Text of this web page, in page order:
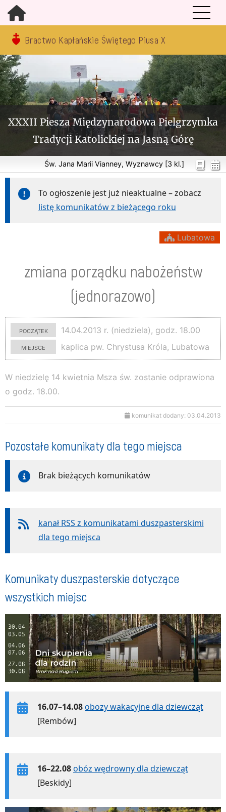
Bractwo Kapłańskie Świętego Piusa X
XXXII Piesza Międzynarodowa Pielgrzymka
Tradycji Katolickiej na Jasną Górę
Św. Jana Marii Vianney, Wyznawcy [3 kl.]
To ogłoszenie jest już nieaktualne – zobacz
listę komunikatów z bieżącego roku
Lubatowa
zmiana porządku nabożeństw
(jednorazowo)
początek
14.04.2013 r. (niedziela), godz. 18.00
miejsce
kaplica pw. Chrystusa Króla, Lubatowa
W niedzielę 14 kwietnia Msza św. zostanie odprawiona
o godz. 18.00.
komunikat dodany: 03.04.2013
Pozostałe komunikaty dla tego miejsca
Brak bieżących komunikatów
kanał RSS z komunikatami duszpasterskimi
dla tego miejsca
Komunikaty duszpasterskie dotyczące
wszystkich miejsc
16.07–14.08obozy wakacyjne dla dziewcząt
[Rembów]
16–22.08obóz wędrowny dla dziewcząt
[Beskidy]